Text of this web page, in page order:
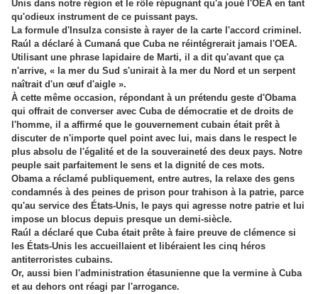
Unis dans notre région et le rôle répugnant qu'a joué l'OEA en tant
qu'odieux instrument de ce puissant pays.
La formule d'Insulza consiste à rayer de la carte l'accord criminel.
Raúl a déclaré à Cumaná que Cuba ne réintégrerait jamais l'OEA.
Utilisant une phrase lapidaire de Marti, il a dit qu'avant que ça
n'arrive, « la mer du Sud s'unirait à la mer du Nord et un serpent
naîtrait d'un œuf d'aigle ».
À cette même occasion, répondant à un prétendu geste d'Obama
qui offrait de converser avec Cuba de démocratie et de droits de
l'homme, il a affirmé que le gouvernement cubain était prêt à
discuter de n'importe quel point avec lui, mais dans le respect le
plus absolu de l'égalité et de la souveraineté des deux pays. Notre
peuple sait parfaitement le sens et la dignité de ces mots.
Obama a réclamé publiquement, entre autres, la relaxe des gens
condamnés à des peines de prison pour trahison à la patrie, parce
qu'au service des États-Unis, le pays qui agresse notre patrie et lui
impose un blocus depuis presque un demi-siècle.
Raúl a déclaré que Cuba était prête à faire preuve de clémence si
les États-Unis les accueillaient et libéraient les cinq héros
antiterroristes cubains.
Or, aussi bien l'administration étasunienne que la vermine à Cuba
et au dehors ont réagi par l'arrogance.